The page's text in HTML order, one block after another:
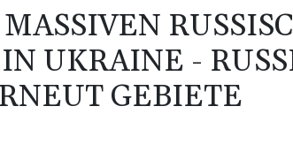
UKRAINE -
GEBIETE